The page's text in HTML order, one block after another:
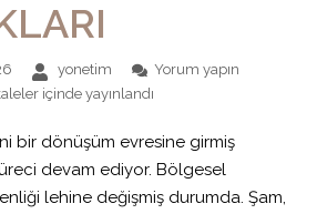
yonetim
Yorum yapın
içinde yayınlandı
bir dönüşüm evresine girmiş
devam ediyor. Bölgesel
lehine değişmiş durumda. Şam,